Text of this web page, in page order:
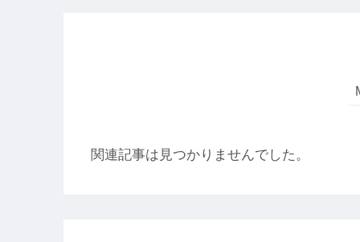
関連記事は見つかりませんでした。